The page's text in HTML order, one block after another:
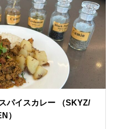
パイスカレー （SKYZ/
）